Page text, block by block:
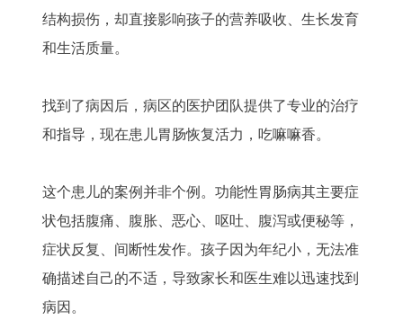
结构损伤，却直接影响孩子的营养吸收、生长发育
和生活质量。
找到了病因后，病区的医护团队提供了专业的治疗
和指导，现在患儿胃肠恢复活力，吃嘛嘛香。
这个患儿的案例并非个例。功能性胃肠病其主要症
状包括腹痛、腹胀、恶心、呕吐、腹泻或便秘等，
症状反复、间断性发作。孩子因为年纪小，无法准
确描述自己的不适，导致家长和医生难以迅速找到
病因。